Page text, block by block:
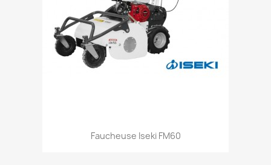
Aperçu rapide
Faucheuse Iseki FM60